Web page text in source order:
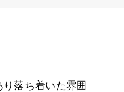
落ち着いた雰囲